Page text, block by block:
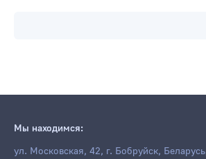
Мы находимся:
ул. Московская, 42, г. Бобруйск,